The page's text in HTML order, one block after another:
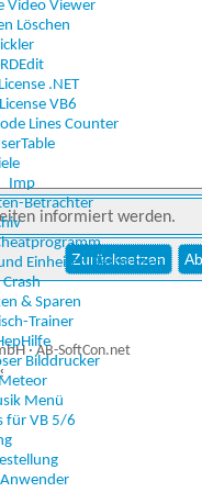
Video Viewer
Löschen
RDEdit
.NET
VB6
Lines Counter
Imp
Betrachter
Einheiten Betrachter
Crash
& Sparen
Trainer
Bilddrucker
Menü
für VB 5/6
informiert werden.
·AB-SoftCon.net